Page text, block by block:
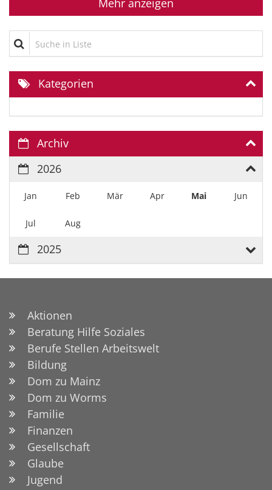
Mehr anzeigen
Suche in Liste
Kategorien
Archiv
2026
Jan Feb Mär Apr Mai Jun
Jul Aug
2025
Aktionen
Beratung Hilfe Soziales
Berufe Stellen Arbeitswelt
Bildung
Dom zu Mainz
Dom zu Worms
Familie
Finanzen
Gesellschaft
Glaube
Jugend